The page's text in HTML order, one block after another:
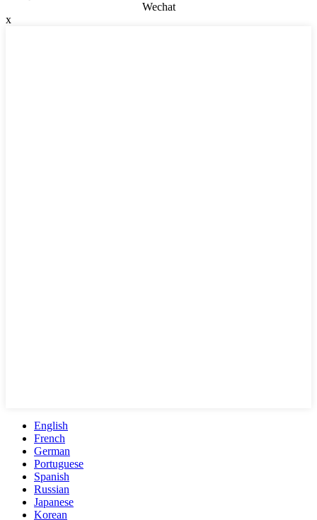
Wechat
x
English
French
German
Portuguese
Spanish
Russian
Japanese
Korean